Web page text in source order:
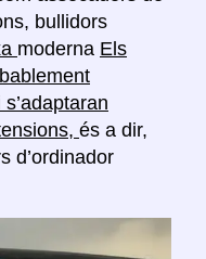
bullidors
moderna Els
és a dir,
d’ordinador